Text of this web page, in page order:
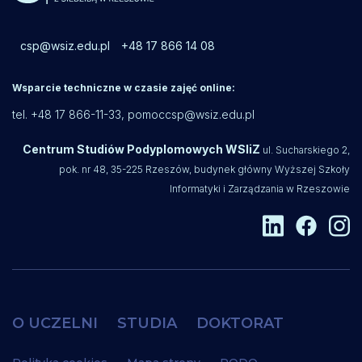
csp@wsiz.edu.pl +48 17 866 14 08
Wsparcie techniczne w czasie zajęć online:
tel. +48 17 866-11-33, pomoccsp@wsiz.edu.pl
Centrum Studiów Podyplomowych WSIiZ ul. Sucharskiego 2,
pok. nr 48, 35-225 Rzeszów, budynek główny Wyższej Szkoły
Informatyki i Zarządzania w Rzeszowie
O UCZELNI STUDIA DOKTORAT